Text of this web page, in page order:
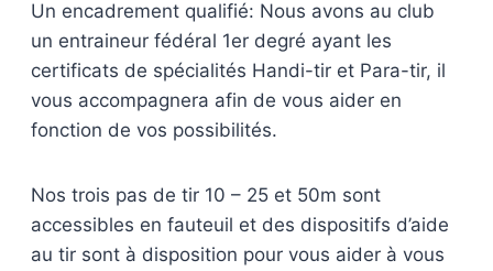
Un encadrement qualifié: Nous avons au club
un entraineur fédéral 1er degré ayant les
certificats de spécialités Handi-tir et Para-tir, il
vous accompagnera afin de vous aider en
fonction de vos possibilités.
Nos trois pas de tir 10 – 25 et 50m sont
accessibles en fauteuil et des dispositifs d’aide
au tir sont à disposition pour vous aider à vous